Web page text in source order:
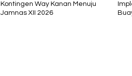
Kontingen Way Kanan Menuju
Jamnas XII 2026